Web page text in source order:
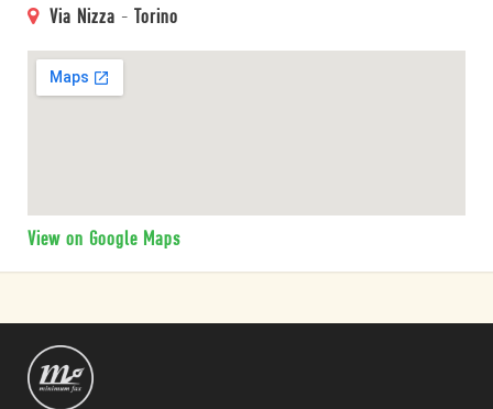
Via Nizza - Torino
View on Google Maps